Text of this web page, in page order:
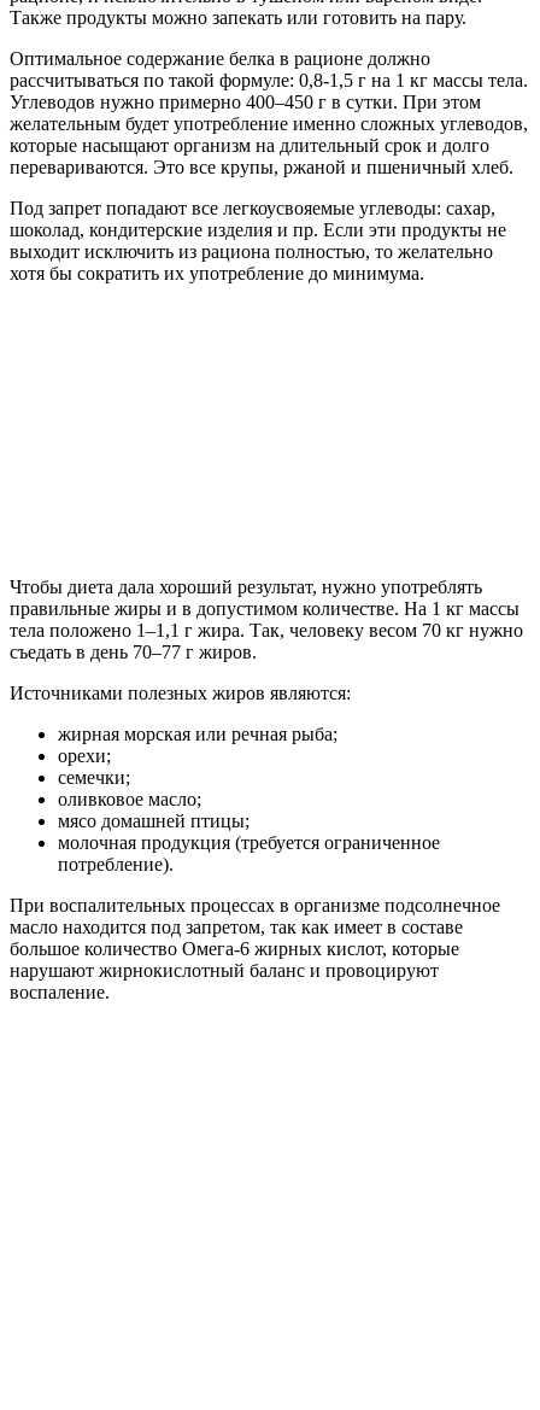
Также продукты можно запекать или готовить на пару.
Оптимальное содержание белка в рационе должно
рассчитываться по такой формуле: 0,8-1,5 г на 1 кг массы тела.
Углеводов нужно примерно 400–450 г в сутки. При этом
желательным будет употребление именно сложных углеводов,
которые насыщают организм на длительный срок и долго
перевариваются. Это все крупы, ржаной и пшеничный хлеб.
Под запрет попадают все легкоусвояемые углеводы: сахар,
шоколад, кондитерские изделия и пр. Если эти продукты не
выходит исключить из рациона полностью, то желательно
хотя бы сократить их употребление до минимума.
Чтобы диета дала хороший результат, нужно употреблять
правильные жиры и в допустимом количестве. На 1 кг массы
тела положено 1–1,1 г жира. Так, человеку весом 70 кг нужно
съедать в день 70–77 г жиров.
Источниками полезных жиров являются:
жирная морская или речная рыба;
орехи;
семечки;
оливковое масло;
мясо домашней птицы;
молочная продукция (требуется ограниченное
потребление).
При воспалительных процессах в организме подсолнечное
масло находится под запретом, так как имеет в составе
большое количество Омега-6 жирных кислот, которые
нарушают жирнокислотный баланс и провоцируют
воспаление.